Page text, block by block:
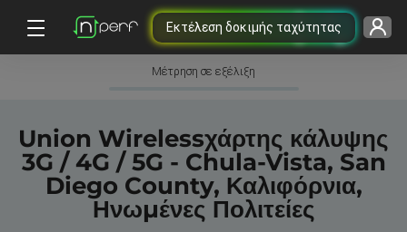
Εκτέλεση δοκιμής ταχύτητας
Μέτρηση σε εξέλιξη
Union Wirelessχάρτης κάλυψης
3G / 4G / 5G - Chula-Vista, San
Diego County, Καλιφόρνια,
Ηνωμένες Πολιτείες